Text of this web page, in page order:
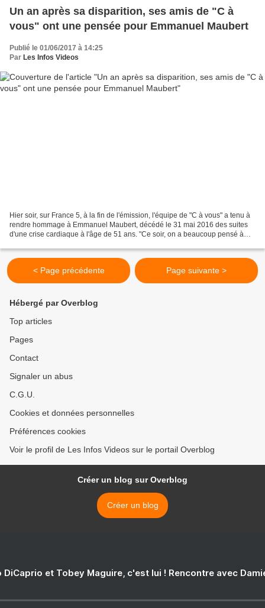
Un an après sa disparition, ses amis de "C à
vous" ont une pensée pour Emmanuel Maubert
Publié le 01/06/2017 à 14:25
Par Les Infos Videos
Hier soir, sur France 5, à la fin de l'émission, l'équipe de "C à vous" a tenu à
rendre hommage à Emmanuel Maubert, décédé le 31 mai 2016 des suites
d'une crise cardiaque à l'âge de 51 ans. "Ce soir, on a beaucoup pensé à
< Page précédente Page suivante >
Hébergé par Overblog
Top articles
Pages
Contact
Signaler un abus
C.G.U.
Cookies et données personnelles
Préférences cookies
Voir le profil de Les Infos Videos sur le portail Overblog
Créer un blog sur Overblog
Créer un blog
DiCaprio et Tobey Maguire, c'est lui ! Rencontre avec